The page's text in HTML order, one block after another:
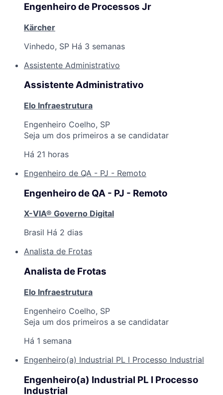
Engenheiro de Processos Jr
Kärcher
Vinhedo, SP Há 3 semanas
Assistente Administrativo
Assistente Administrativo
Elo Infraestrutura
Engenheiro Coelho, SP
Seja um dos primeiros a se candidatar
Há 21 horas
Engenheiro de QA - PJ - Remoto
Engenheiro de QA - PJ - Remoto
X-VIA® Governo Digital
Brasil Há 2 dias
Analista de Frotas
Analista de Frotas
Elo Infraestrutura
Engenheiro Coelho, SP
Seja um dos primeiros a se candidatar
Há 1 semana
Engenheiro(a) Industrial PL l Processo Industrial
Engenheiro(a) Industrial PL l Processo
Industrial